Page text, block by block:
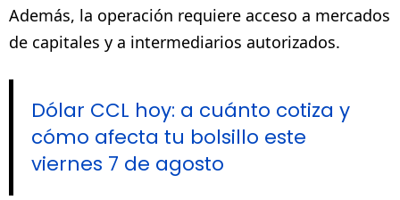
Además, la operación requiere acceso a mercados
de capitales y a intermediarios autorizados.
Dólar CCL hoy: a cuánto cotiza y
cómo afecta tu bolsillo este
viernes 7 de agosto